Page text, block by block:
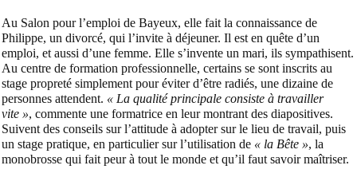
Au Salon pour l’emploi de Bayeux, elle fait la connaissance de
Philippe, un divorcé, qui l’invite à déjeuner. Il est en quête d’un
emploi, et aussi d’une femme. Elle s’invente un mari, ils sympathisent.
Au centre de formation professionnelle, certains se sont inscrits au
stage propreté simplement pour éviter d’être radiés, une dizaine de
personnes attendent. « La qualité principale consiste à travailler
vite », commente une formatrice en leur montrant des diapositives.
Suivent des conseils sur l’attitude à adopter sur le lieu de travail, puis
un stage pratique, en particulier sur l’utilisation de « la Bête », la
monobrosse qui fait peur à tout le monde et qu’il faut savoir maîtriser.